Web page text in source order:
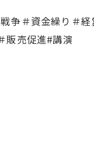
争＃資金繰り＃
販売促進#講演